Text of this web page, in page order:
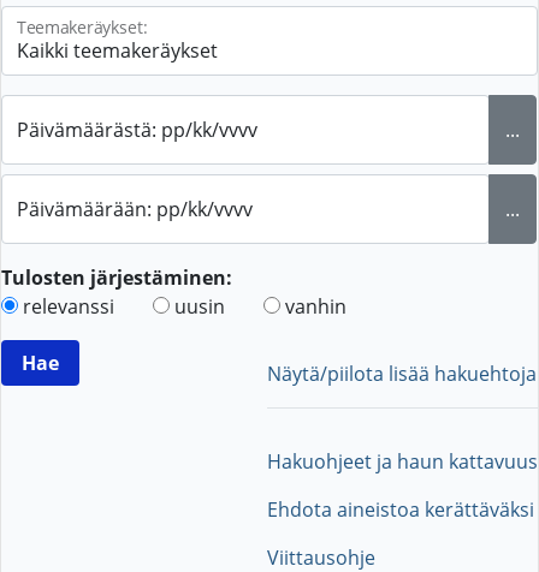
Teemakeräykset:
Päivämäärästä: pp/kk/vvvv ...
Päivämäärään: pp/kk/vvvv ...
Tulosten järjestäminen:
relevanssi
uusin vanhin
Näytä/piilota lisää hakuehtoja
Hakuohjeet ja haun kattavuus
Ehdota aineistoa kerättäväksi
Viittausohje